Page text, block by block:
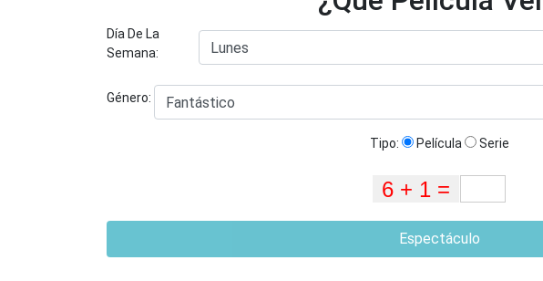
Día De La
Semana:
Género:
Tipo: Película Serie
Espectáculo